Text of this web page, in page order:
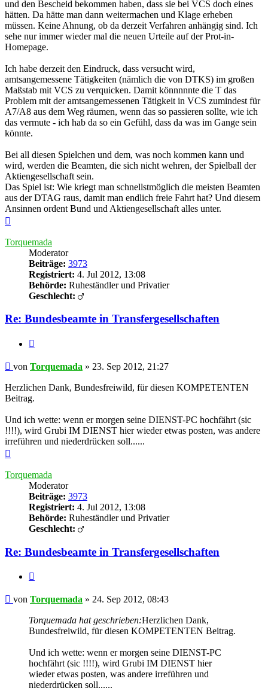
und den Bescheid bekommen haben, dass sie bei VCS doch eines
hätten. Da hätte man dann weitermachen und Klage erheben
müssen. Keine Ahnung, ob da derzeit Verfahren anhängig sind. Ich
sehe nur immer wieder mal die neuen Urteile auf der Prot-in-
Homepage.
Ich habe derzeit den Eindruck, dass versucht wird,
amtsangemessene Tätigkeiten (nämlich die von DTKS) im großen
Maßstab mit VCS zu verquicken. Damit könnnnnte die T das
Problem mit der amtsangemessenen Tätigkeit in VCS zumindest für
A7/A8 aus dem Weg räumen, wenn das so passieren sollte, wie ich
das vermute - ich hab da so ein Gefühl, dass da was im Gange sein
könnte.
Bei all diesen Spielchen und dem, was noch kommen kann und
wird, werden die Beamten, die sich nicht wehren, der Spielball der
Aktiengesellschaft sein.
Das Spiel ist: Wie kriegt man schnellstmöglich die meisten Beamten
aus der DTAG raus, damit man endlich freie Fahrt hat? Und diesem
Ansinnen ordent Bund und Aktiengesellschaft alles unter.
Torquemada
Moderator
Beiträge: 3973
Registriert: 4. Jul 2012, 13:08
Behörde: Ruheständler und Privatier
Geschlecht:
Re: Bundesbeamte in Transfergesellschaften
Beitrag
von Torquemada » 23. Sep 2012, 21:27
Herzlichen Dank, Bundesfreiwild, für diesen KOMPETENTEN
Beitrag.
Und ich wette: wenn er morgen seine DIENST-PC hochfährt (sic
!!!!), wird Grubi IM DIENST hier wieder etwas posten, was andere
irreführen und niederdrücken soll......
Torquemada
Moderator
Beiträge: 3973
Registriert: 4. Jul 2012, 13:08
Behörde: Ruheständler und Privatier
Geschlecht:
Re: Bundesbeamte in Transfergesellschaften
Beitrag
von Torquemada » 24. Sep 2012, 08:43
Torquemada hat geschrieben:Herzlichen Dank,
Bundesfreiwild, für diesen KOMPETENTEN Beitrag.
Und ich wette: wenn er morgen seine DIENST-PC
hochfährt (sic !!!!), wird Grubi IM DIENST hier
wieder etwas posten, was andere irreführen und
niederdrücken soll......